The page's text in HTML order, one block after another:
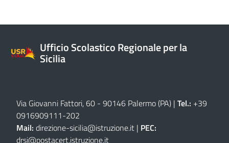
Ufficio Scolastico Regionale per la
Sicilia
Via Giovanni Fattori, 60 - 90146 Palermo (PA) | Tel.: +39
0916909111-202
Mail: direzione-sicilia@istruzione.it | PEC:
drsi@postacert.istruzione.it